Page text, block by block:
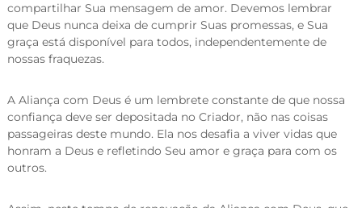
compartilhar Sua mensagem de amor. Devemos lembrar
que Deus nunca deixa de cumprir Suas promessas, e Sua
graça está disponível para todos, independentemente de
nossas fraquezas.
A Aliança com Deus é um lembrete constante de que nossa
confiança deve ser depositada no Criador, não nas coisas
passageiras deste mundo. Ela nos desafia a viver vidas que
honram a Deus e refletindo Seu amor e graça para com os
outros.